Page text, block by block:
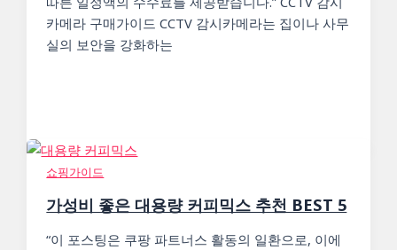
카메라 구매가이드 CCTV 감시카메라는 집이나 사무
실의 보안을 강화하는
쇼핑가이드
가성비 좋은 대용량 커피믹스 추천 BEST 5
“이 포스팅은 쿠팡 파트너스 활동의 일환으로, 이에